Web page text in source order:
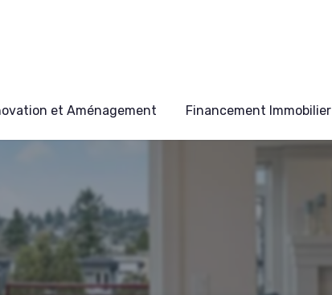
et Aménagement Financement Immobilier